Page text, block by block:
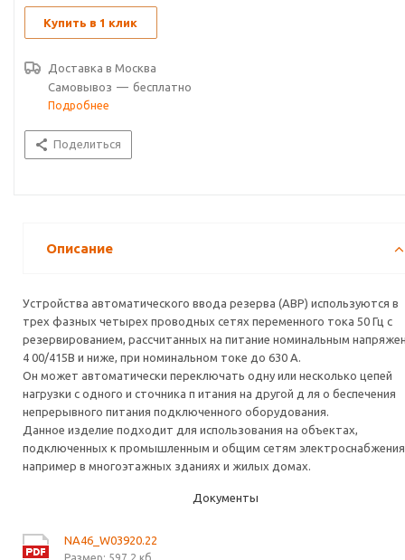
Купить в 1 клик
Доставка в Москва
Самовывоз — бесплатно
Подробнее
Поделиться
Описание
Устройства автоматического ввода резерва (АВР) используются в
трех фазных четырех проводных сетях переменного тока 50 Гц с
резервированием, рассчитанных на питание номинальным
4 00/415В и ниже, при номинальном токе до 630 А.
Он может автоматически переключать одну или несколько цепей
нагрузки с одного и сточника п итания на другой д ля о беспечения
непрерывного питания подключенного оборудования.
Данное изделие подходит для использования на объектах,
подключенных к промышленным и общим сетям
например в многоэтажных зданиях и жилых домах.
Документы
NA46_W03920.22